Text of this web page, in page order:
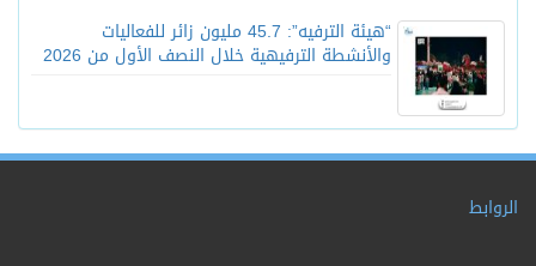
“هيئة الترفيه”: 45.7 مليون زائر للفعاليات
والأنشطة الترفيهية خلال النصف الأول من 2026
الروابط